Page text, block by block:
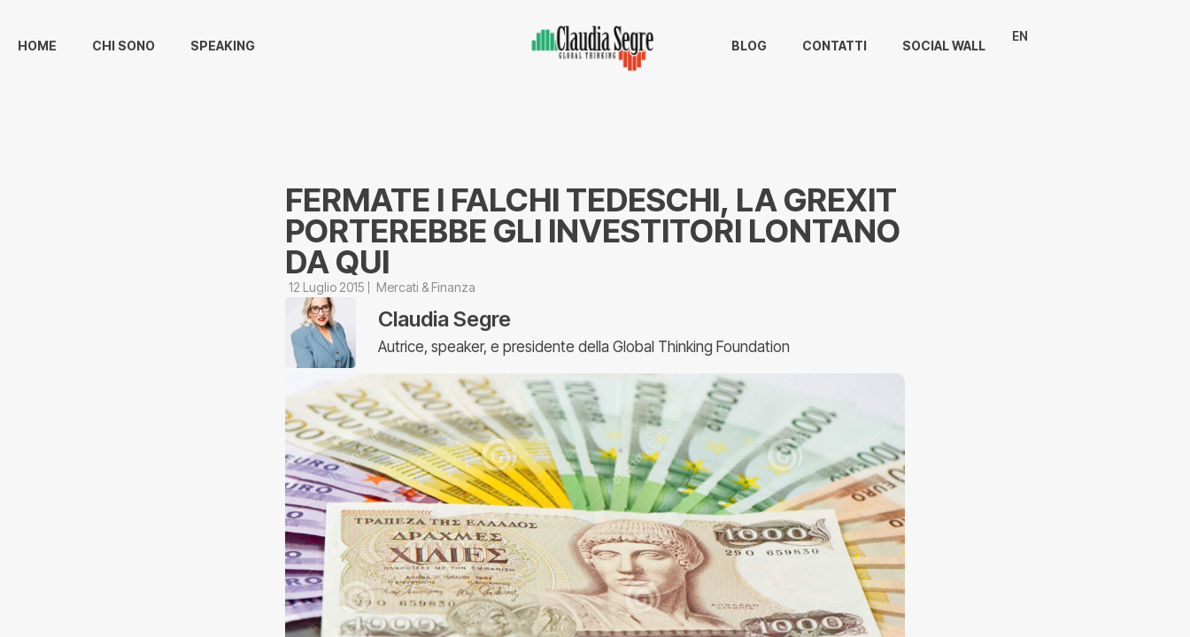
HOME CHI SONO SPEAKING BLOG CONTATTI SOCIAL WALL
EN
FERMATE I FALCHI TEDESCHI, LA GREXIT
PORTEREBBE GLI INVESTITORI LONTANO
DA QUI
12 Luglio 2015 Mercati & Finanza
Claudia Segre
Autrice, speaker, e presidente della Global Thinking Foundation